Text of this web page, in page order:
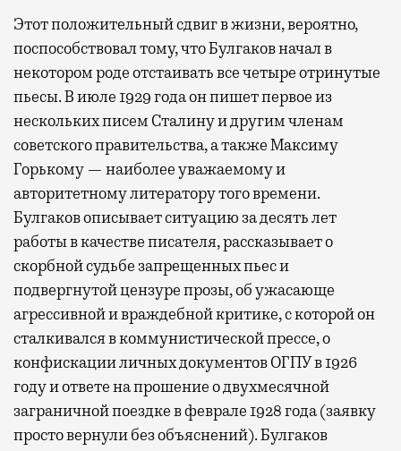
Этот положительный сдвиг в жизни, вероятно,
поспособствовал тому, что Булгаков начал в
некотором роде отстаивать все четыре отринутые
пьесы. В июле 1929 года он пишет первое из
нескольких писем Сталину и другим членам
советского правительства, а также Максиму
Горькому — наиболее уважаемому и
авторитетному литератору того времени.
Булгаков описывает ситуацию за десять лет
работы в качестве писателя, рассказывает о
скорбной судьбе запрещенных пьес и
подвергнутой цензуре прозы, об ужасающе
агрессивной и враждебной критике, с которой он
сталкивался в коммунистической прессе, о
конфискации личных документов ОГПУ в 1926
году и ответе на прошение о двухмесячной
заграничной поездке в феврале 1928 года (заявку
просто вернули без объяснений). Булгаков